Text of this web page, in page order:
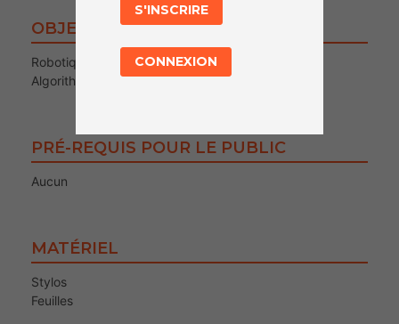
OBJECTIFS
Robotique
Algorithme
PRÉ-REQUIS POUR LE PUBLIC
Aucun
MATÉRIEL
Stylos
Feuilles
S'INSCRIRE
CONNEXION